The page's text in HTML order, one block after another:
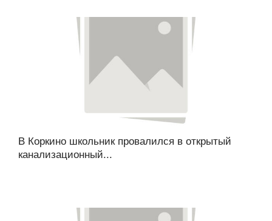
В Коркино школьник провалился в открытый
канализационный...